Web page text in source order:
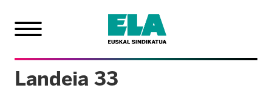
Landeia 33